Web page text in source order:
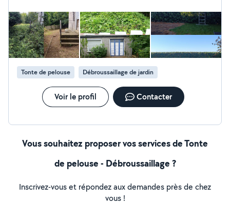
Tonte de pelouse Débroussaillage de jardin
Voir le profil Contacter
Vous souhaitez proposer vos services de Tonte
de pelouse - Débroussaillage ?
Inscrivez-vous et répondez aux demandes près de chez
vous !